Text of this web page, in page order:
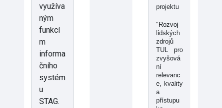
využíva
ným
funkcí
m
informa
čního
systém
u
STAG.
projektu
"Rozvoj
lidských
zdrojů
TUL pro
zvyšová
ní
relevanc
e, kvality
a
přístupu